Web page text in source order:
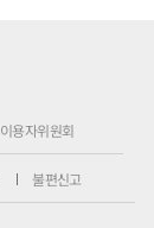
이용자위원회
불편신고